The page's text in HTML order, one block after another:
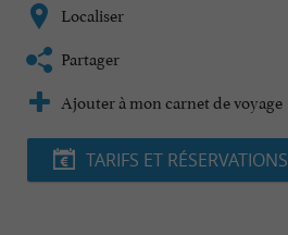
Localiser
Partager
Ajouter à mon carnet de voyage
TARIFS ET RÉSERVATIONS